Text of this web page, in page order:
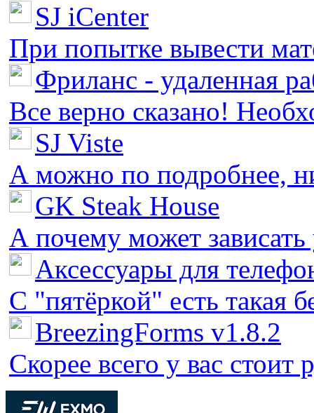
SJ iCenter
При попытке вывести
Фриланс - удаленная
Все верно сказано!
SJ Viste
А можно по подробнее,
GK Steak House
А почему может зависать
Аксессуары для
С "пятёркой" есть такая
BreezingForms v1.8.2
Скорее всего у вас стоит